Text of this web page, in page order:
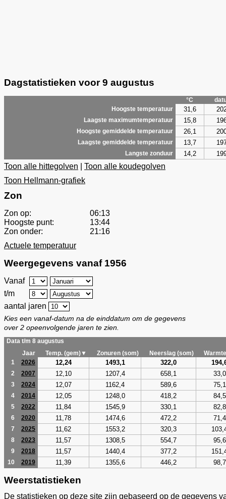
Dagstatistieken voor 9 augustus
°C
Hoogste temperatuur
31,6
Laagste maximumtemperatuur 15,8
Hoogste gemiddelde temperatuur 26,1
Laagste gemiddelde temperatuur 13,7
Langste zonduur 14,2
Toon alle hittegolven
Toon alle koudegolven
Toon Hellmann-grafiek
Zon
Zon op:
06:13
Hoogste punt:
13:44
Zon onder:
21:16
Actuele temperatuur
Weergegevens vanaf 1956
Vanaf
t/m
aantal jaren
Kies een vanaf-datum na de einddatum om de gegevens
over 2 opeenvolgende jaren te zien.
Data t/m 8 augustus
Jaar
Temp. (gem)▼ Zonuren (som) Neerslag (som)
1
2026 12,24 1493,1 322,0
2 2007 12,10 1207,4 658,1 33,0
3 2024 12,07 1162,4 589,6 75,1
4 2014 12,05 1248,0 418,2 84,5
5 2022 11,84 1545,9 330,1 82,8
6 2020 11,78 1474,6 472,2 71,4
7 2025 11,62 1553,2 320,3
8 2023 11,57 1308,5 554,7 95,6
9 2018 11,57 1440,4 377,2
10 2019 11,39 1355,6 446,2 98,7
Weerstatistieken
De statistieken op deze site zijn gebaseerd op de gegevens